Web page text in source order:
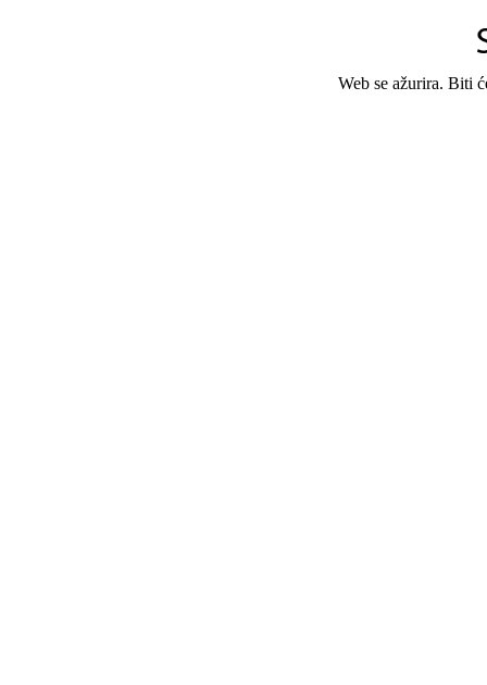
Web se ažurira. Biti